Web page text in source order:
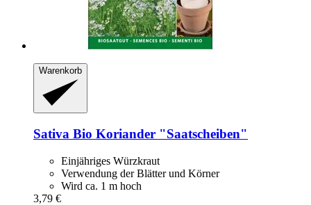
Warenkorb
Sativa Bio Koriander "Saatscheiben"
Einjähriges Würzkraut
Verwendung der Blätter und Körner
Wird ca. 1 m hoch
3,79 €